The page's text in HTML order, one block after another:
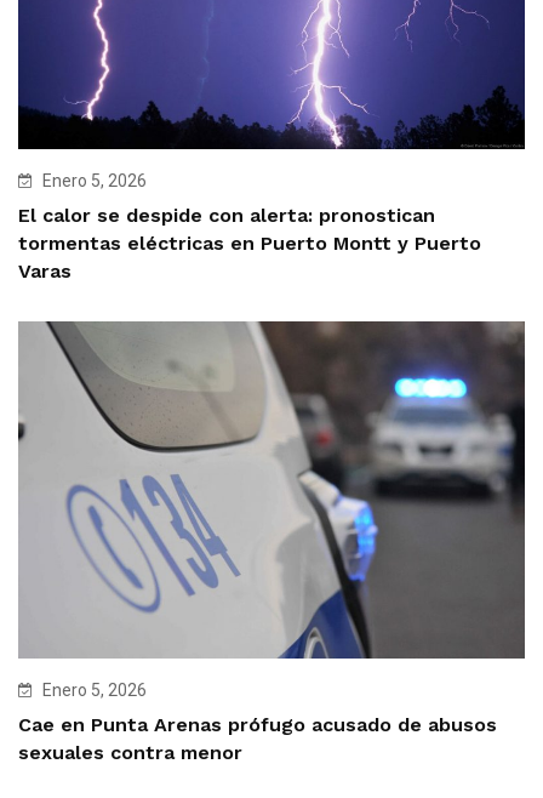
Enero 5, 2026
El calor se despide con alerta: pronostican
tormentas eléctricas en Puerto Montt y Puerto
Varas
Enero 5, 2026
Cae en Punta Arenas prófugo acusado de abusos
sexuales contra menor